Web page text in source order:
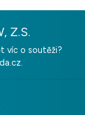
Z.S.
víc o soutěži?